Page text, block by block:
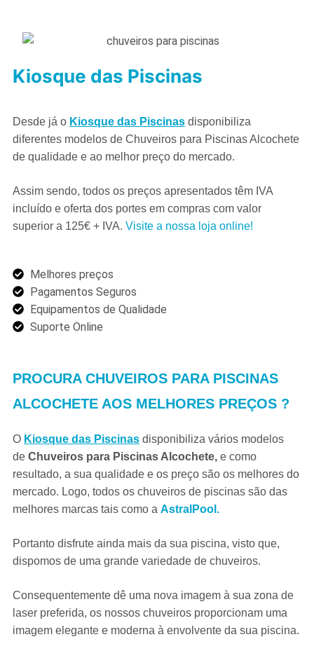
Kiosque das Piscinas
Desde já o Kiosque das Piscinas disponibiliza
diferentes modelos de Chuveiros para Piscinas Alcochete
de qualidade e ao melhor preço do mercado.
Assim sendo, todos os preços apresentados têm IVA
incluído e oferta dos portes em compras com valor
superior a 125€ + IVA. Visite a nossa loja online!
Melhores preços
Pagamentos Seguros
Equipamentos de Qualidade
Suporte Online
PROCURA CHUVEIROS PARA PISCINAS
ALCOCHETE AOS MELHORES PREÇOS ?
O Kiosque das Piscinas disponibiliza vários modelos
de Chuveiros para Piscinas Alcochete, e como
resultado, a sua qualidade e os preço são os melhores do
mercado. Logo, todos os chuveiros de piscinas são das
melhores marcas tais como a AstralPool.
Portanto disfrute ainda mais da sua piscina, visto que,
dispomos de uma grande variedade de chuveiros.
Consequentemente dê uma nova imagem à sua zona de
laser preferida, os nossos chuveiros proporcionam uma
imagem elegante e moderna à envolvente da sua piscina.